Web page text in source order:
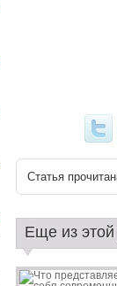
Статья
Еще из этой